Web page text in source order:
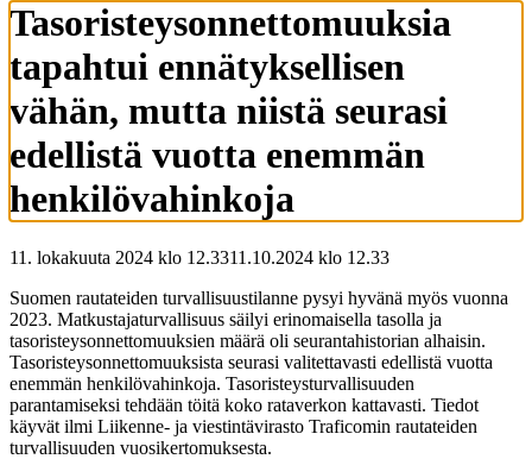
Tasoristeysonnettomuuksia
tapahtui ennätyksellisen
vähän, mutta niistä seurasi
edellistä vuotta enemmän
henkilövahinkoja
11. lokakuuta 2024 klo 12.3311.10.2024 klo 12.33
Suomen rautateiden turvallisuustilanne pysyi hyvänä myös vuonna
2023. Matkustajaturvallisuus säilyi erinomaisella tasolla ja
tasoristeysonnettomuuksien määrä oli seurantahistorian alhaisin.
Tasoristeysonnettomuuksista seurasi valitettavasti edellistä vuotta
enemmän henkilövahinkoja. Tasoristeysturvallisuuden
parantamiseksi tehdään töitä koko rataverkon kattavasti. Tiedot
käyvät ilmi Liikenne- ja viestintävirasto Traficomin rautateiden
turvallisuuden vuosikertomuksesta.